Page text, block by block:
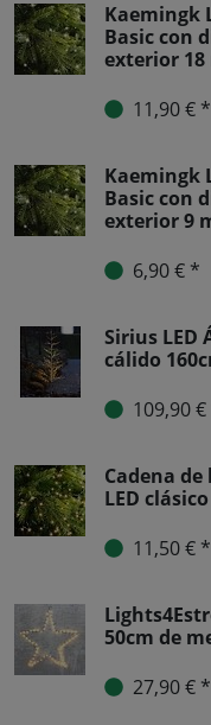
Kaemingk
Basic con
exterior 18
11,90 € *
Kaemingk
Basic con
exterior 9
6,90 € *
Sirius LED
cálido
109,90
Cadena
LED
11,50 € *
50cm de
27,90 € *